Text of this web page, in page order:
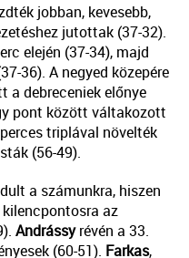
jobban, kevesebb,
jutottak (37-32).
elején (37-34), majd
36). A negyed közepére
a debreceniek előnye
pont között váltakozott
triplával növelték
(56-49).
a számunkra, hiszen
az
Andrássyrévén a 33.
(60-51). Farkas,